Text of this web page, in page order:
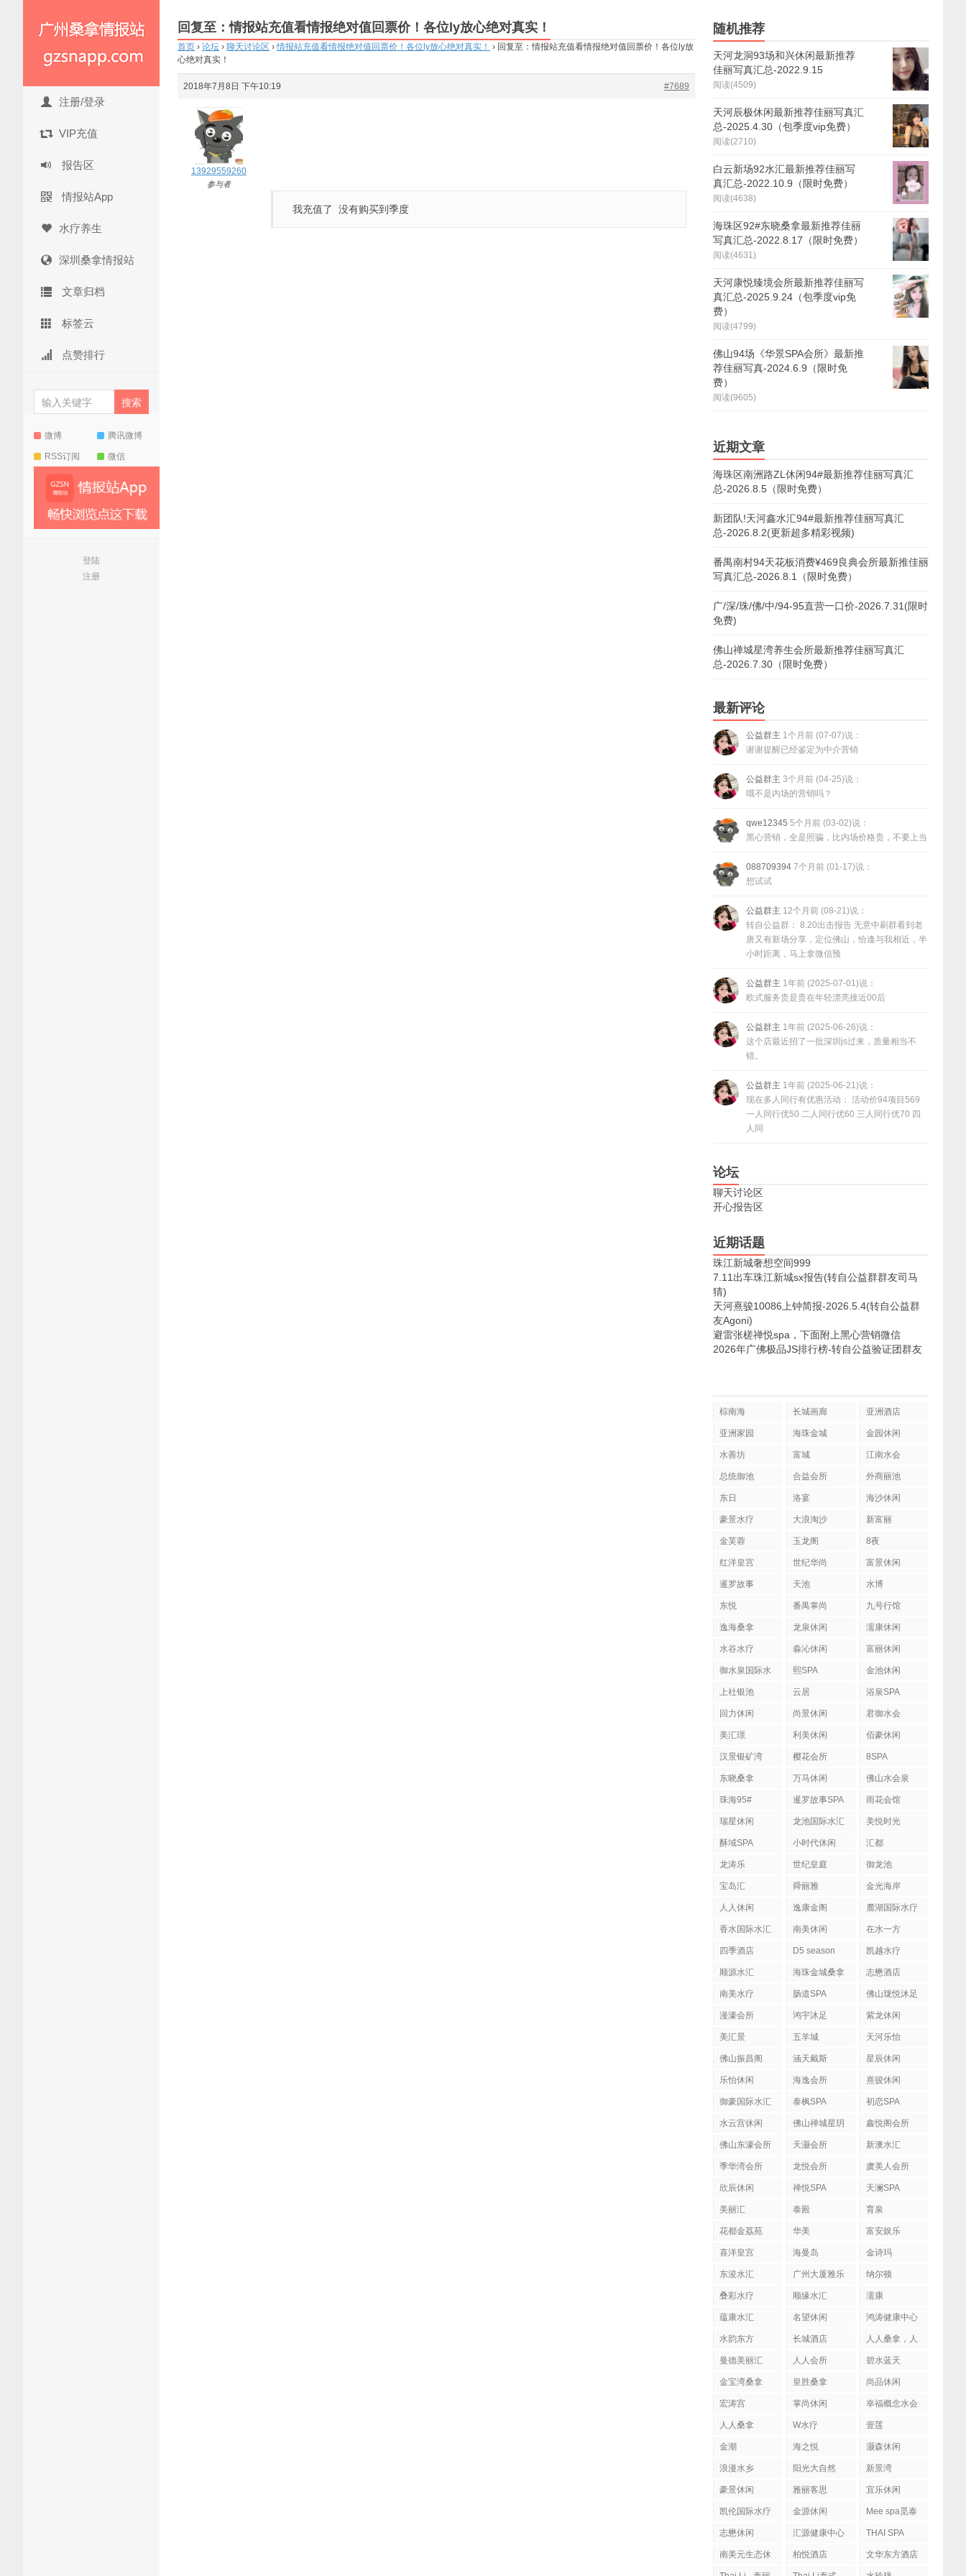
注册/登录
VIP充值
报告区
情报站App
水疗养生
深圳桑拿情报站
文章归档
标签云
点赞排行
微博 腾讯微博
RSS订阅 微信
登陆
注册
回复至：情报站充值看情报绝对值回票价！各位ly放心绝对真实！
首页 › 论坛 › 聊天讨论区 › 情报站充值看情报绝对值回票价！各位ly放心绝对真实！ › 回复至：情报站充值看情报绝对值回票价！各位ly放
心绝对真实！
2018年7月8日 下午10:19 #7689
13929559260
参与者
我充值了 没有购买到季度
随机推荐
天河龙洞93场和兴休闲最新推荐
佳丽写真汇总-2022.9.15
阅读(4509)
天河辰极休闲最新推荐佳丽写真汇
总-2025.4.30（包季度vip免费）
阅读(2710)
白云新场92水汇最新推荐佳丽写
真汇总-2022.10.9（限时免费）
阅读(4638)
海珠区92#东晓桑拿最新推荐佳丽
写真汇总-2022.8.17（限时免费）
阅读(4631)
天河康悦臻境会所最新推荐佳丽写
真汇总-2025.9.24（包季度vip免
费）
阅读(4799)
佛山94场《华景SPA会所》最新推
荐佳丽写真-2024.6.9（限时免
费）
阅读(9605)
近期文章
海珠区南洲路ZL休闲94#最新推荐佳丽写真汇
总-2026.8.5（限时免费）
新团队!天河鑫水汇94#最新推荐佳丽写真汇
总-2026.8.2(更新超多精彩视频)
番禺南村94天花板消费¥469良典会所最新推佳丽
写真汇总-2026.8.1（限时免费）
广/深/珠/佛/中/94-95直营一口价-2026.7.31(限时
免费)
佛山禅城星湾养生会所最新推荐佳丽写真汇
总-2026.7.30（限时免费）
最新评论
公益群主 1个月前 (07-07)说：
谢谢提醒已经鉴定为中介营销
公益群主 3个月前 (04-25)说：
哦不是内场的营销吗？
qwe12345 5个月前 (03-02)说：
黑心营销，全是照骗，比内场价格贵，不要上当
088709394 7个月前 (01-17)说：
想试试
公益群主 12个月前 (08-21)说：
转自公益群： 8.20出击报告 无意中刷群看到老
唐又有新场分享，定位佛山，恰逢与我相近，半
小时距离，马上拿微信预
公益群主 1年前 (2025-07-01)说：
欧式服务贵是贵在年轻漂亮接近00后
公益群主 1年前 (2025-06-26)说：
这个店最近招了一批深圳js过来，质量相当不
错。
公益群主 1年前 (2025-06-21)说：
现在多人同行有优惠活动： 活动价94项目569
一人同行优50 二人同行优60 三人同行优70 四
人同
论坛
聊天讨论区
开心报告区
近期话题
珠江新城奢想空间999
7.11出车珠江新城sx报告(转自公益群群友司马
猜)
天河熹骏10086上钟简报-2026.5.4(转自公益群
友Agoni)
避雷张槎禅悦spa，下面附上黑心营销微信
2026年广佛极品JS排行榜-转自公益验证团群友
棕南海 长城画廊 亚洲酒店
亚洲家园 海珠金城 金园休闲
水善坊 富城 江南水会
总统御池 合益会所 外商丽池
东日 洛宴 海沙休闲
豪景水疗 大浪淘沙 新富丽
金芙蓉 玉龙阁 8夜
红洋皇宫 世纪华尚 富景休闲
暹罗故事 天池 水博
东悦 番禺掌尚 九号行馆
逸海桑拿 龙泉休闲 濡康休闲
水谷水疗 淼沁休闲 富丽休闲
御水泉国际水
熙SPA 金池休闲
上社银池 云居 浴泉SPA
回力休闲 尚景休闲 君御水会
美汇璟 利美休闲 佰豪休闲
汉景银矿湾 樱花会所 8SPA
东晓桑拿 万马休闲 佛山水会泉
珠海95# 暹罗故事SPA 雨花会馆
瑞星休闲 龙池国际水汇 美悦时光
酥域SPA 小时代休闲 汇都
龙涛乐 世纪皇庭 御龙池
宝岛汇 舜丽雅 金光海岸
人人休闲 逸康金阁 麓湖国际水疗
香水国际水汇 南美休闲 在水一方
四季酒店 D5 season 凯越水疗
顺源水汇 海珠金城桑拿 志懋酒店
南美水疗 肠道SPA 佛山珑悦沐足
漫濠会所 鸿宇沐足 紫龙休闲
美汇景 五羊城 天河乐怡
佛山振昌阁 涵天戴斯 星辰休闲
乐怡休闲 海逸会所 熹骏休闲
御豪国际水汇 泰枫SPA 初恋SPA
水云宫休闲
佛山禅城星玥
鑫悦阁会所
佛山东濠会所 天灏会所 新澳水汇
季华湾会所 龙悦会所 虞美人会所
欣辰休闲 禅悦SPA 天澜SPA
美丽汇 泰殿 育泉
花都金荔苑 华美 富安娱乐
喜洋皇宫 海曼岛 金诗玛
东浚水汇
广州大厦雅乐
纳尔顿
叠彩水疗 顺缘水汇 濡康
蕴康水汇 名望休闲 鸿涛健康中心
水韵东方 长城酒店
人人桑拿，人
曼德美丽汇 人人会所 碧水蓝天
金宝湾桑拿 皇胜桑拿 尚品休闲
宏涛宫 掌尚休闲 幸福概念水会
人人桑拿 W水疗 壹莲
金潮 海之悦 灏森休闲
浪漫水乡 阳光大自然 新景湾
豪景休闲 雅丽客思 宜乐休闲
凯伦国际水疗 金源休闲
Mee spa觅泰
志懋休闲 汇源健康中心 THAI SPA
南美元生态休
柏悦酒店 文华东方酒店